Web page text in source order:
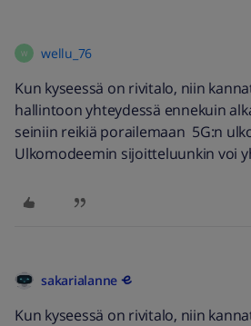
W wellu_76
Kun kyseessä on rivitalo, niin
hallintoon yhteydessä ennekuin
seiniin reikiä porailemaan 5G:n
Ulkomodeemin sijoitteluunkin voi
sakarialanne
Kun kyseessä on rivitalo, niin